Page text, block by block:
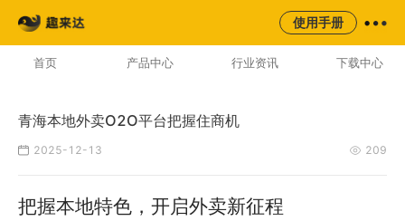
使用手册
首页 产品中心 行业资讯 下载中心
AI云配服务生态平台
青海本地外卖O2O平台把握住商机
2025-12-13 209
把握本地特色，开启外卖新征程